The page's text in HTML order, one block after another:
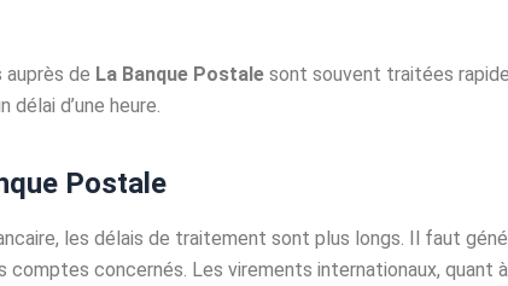
de La Banque Postale sont souvent traitées
d’une heure.
Postale
les délais de traitement sont plus longs. Il faut
concernés. Les virements internationaux, quant